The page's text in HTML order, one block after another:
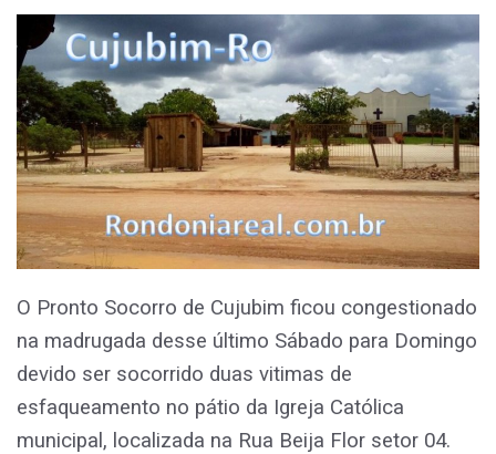
O Pronto Socorro de Cujubim ficou congestionado
na madrugada desse último Sábado para Domingo
devido ser socorrido duas vitimas de
esfaqueamento no pátio da Igreja Católica
municipal, localizada na Rua Beija Flor setor 04.